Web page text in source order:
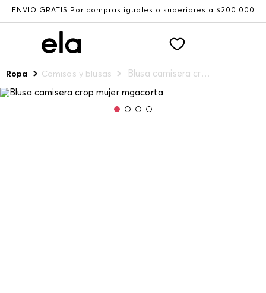
ENVÍO GRATIS Por compras iguales o superiores a $200.000
Ropa Camisas y blusas Blusa camisera crop mujer mgacorta